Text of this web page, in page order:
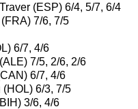
(ESP) 6/4, 5/7, 6/4
7/6, 7/5
6/7, 4/6
7/5, 2/6, 2/6
6/7, 4/6
(HOL) 6/3, 7/5
3/6, 4/6